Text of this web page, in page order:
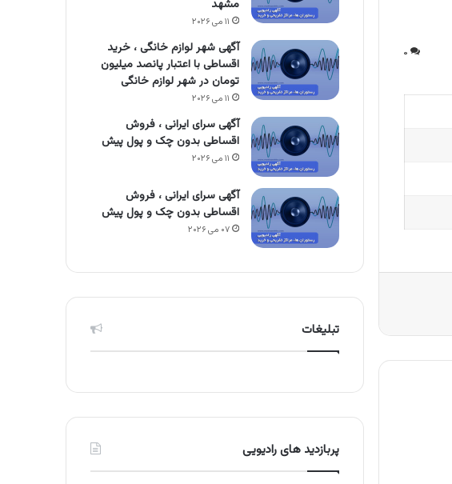
۰
مشهد
۱۱ می ۲۰۲۶
آگهی شهر لوازم خانگی ، خرید
اقساطی با اعتبار پانصد میلیون
تومان در شهر لوازم خانگی
۱۱ می ۲۰۲۶
آگهی سرای ایرانی ، فروش
اقساطی بدون چک و پول پیش
۱۱ می ۲۰۲۶
آگهی سرای ایرانی ، فروش
اقساطی بدون چک و پول پیش
۰۷ می ۲۰۲۶
تبلیغات
پربازدید های رادیویی